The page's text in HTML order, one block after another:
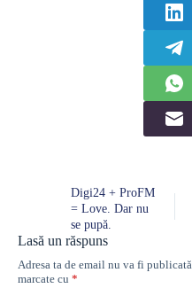
Digi24 + ProFM
= Love. Dar nu
se pupă.
Lasă un răspuns
Adresa ta de email nu va fi publicată.
marcate cu *